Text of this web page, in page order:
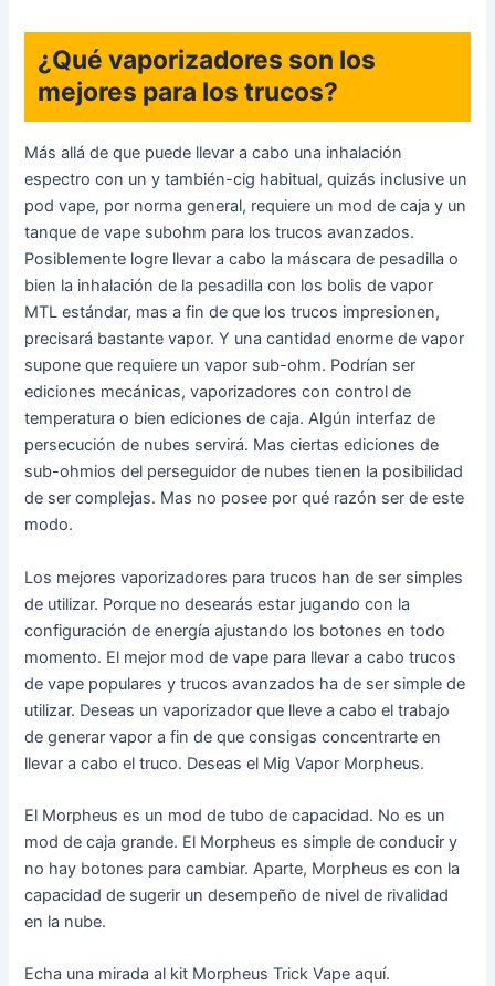
¿Qué vaporizadores son los
mejores para los trucos?
Más allá de que puede llevar a cabo una inhalación
espectro con un y también-cig habitual, quizás inclusive un
pod vape, por norma general, requiere un mod de caja y un
tanque de vape subohm para los trucos avanzados.
Posiblemente logre llevar a cabo la máscara de pesadilla o
bien la inhalación de la pesadilla con los bolis de vapor
MTL estándar, mas a fin de que los trucos impresionen,
precisará bastante vapor. Y una cantidad enorme de vapor
supone que requiere un vapor sub-ohm. Podrían ser
ediciones mecánicas, vaporizadores con control de
temperatura o bien ediciones de caja. Algún interfaz de
persecución de nubes servirá. Mas ciertas ediciones de
sub-ohmios del perseguidor de nubes tienen la posibilidad
de ser complejas. Mas no posee por qué razón ser de este
modo.
Los mejores vaporizadores para trucos han de ser simples
de utilizar. Porque no desearás estar jugando con la
configuración de energía ajustando los botones en todo
momento. El mejor mod de vape para llevar a cabo trucos
de vape populares y trucos avanzados ha de ser simple de
utilizar. Deseas un vaporizador que lleve a cabo el trabajo
de generar vapor a fin de que consigas concentrarte en
llevar a cabo el truco. Deseas el Mig Vapor Morpheus.
El Morpheus es un mod de tubo de capacidad. No es un
mod de caja grande. El Morpheus es simple de conducir y
no hay botones para cambiar. Aparte, Morpheus es con la
capacidad de sugerir un desempeño de nivel de rivalidad
en la nube.
Echa una mirada al kit Morpheus Trick Vape aquí.